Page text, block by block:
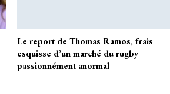
Le report de Thomas Ramos, frais
esquisse d’un marché du rugby
passionnément anormal